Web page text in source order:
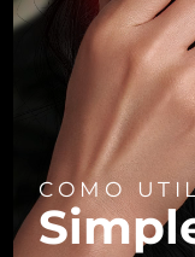
COMO